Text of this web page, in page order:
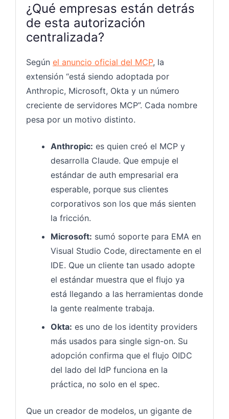
¿Qué empresas están detrás
de esta autorización
centralizada?
Según el anuncio oficial del MCP, la
extensión “está siendo adoptada por
Anthropic, Microsoft, Okta y un número
creciente de servidores MCP”. Cada nombre
pesa por un motivo distinto.
Anthropic: es quien creó el MCP y
desarrolla Claude. Que empuje el
estándar de auth empresarial era
esperable, porque sus clientes
corporativos son los que más sienten
la fricción.
Microsoft: sumó soporte para EMA en
Visual Studio Code, directamente en el
IDE. Que un cliente tan usado adopte
el estándar muestra que el flujo ya
está llegando a las herramientas donde
la gente realmente trabaja.
Okta: es uno de los identity providers
más usados para single sign-on. Su
adopción confirma que el flujo OIDC
del lado del IdP funciona en la
práctica, no solo en el spec.
Que un creador de modelos, un gigante de